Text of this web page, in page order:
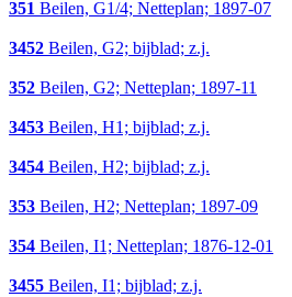
351 Beilen, G1/4; Netteplan; 1897-07
3452 Beilen, G2; bijblad; z.j.
352 Beilen, G2; Netteplan; 1897-11
3453 Beilen, H1; bijblad; z.j.
3454 Beilen, H2; bijblad; z.j.
353 Beilen, H2; Netteplan; 1897-09
354 Beilen, I1; Netteplan; 1876-12-01
3455 Beilen, I1; bijblad; z.j.